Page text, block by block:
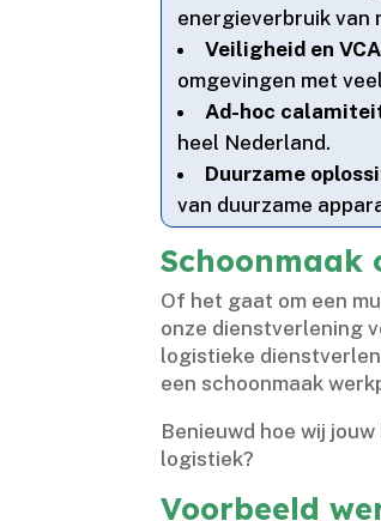
energieverbruik van
Veiligheid en
omgevingen met
Ad-hoc
heel Nederland.​
Duurzame
van duurzame
Schoonmaak
Of het gaat om een
onze dienstverlening
logistieke
een schoonmaak
Benieuwd hoe wij
logistiek?
Voorbeeld